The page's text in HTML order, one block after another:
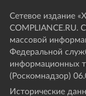
Сетевое издание
COMPLIANCE.RU.
массовой
Федеральной
информационных
(Роскомнадзор)
Исторические